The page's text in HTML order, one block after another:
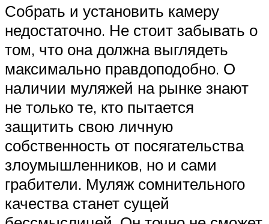
Собрать и установить камеру
недостаточно. Не стоит забывать о
том, что она должна выглядеть
максимально правдоподобно. О
наличии муляжей на рынке знают
не только те, кто пытается
защитить свою личную
собственность от посягательства
злоумышленников, но и сами
грабители. Муляж сомнительного
качества станет сущей